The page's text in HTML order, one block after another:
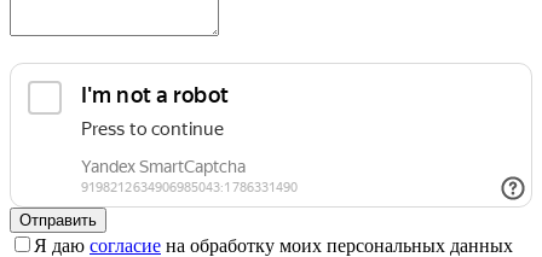
Отправить
Я даю согласие на обработку моих персональных данных